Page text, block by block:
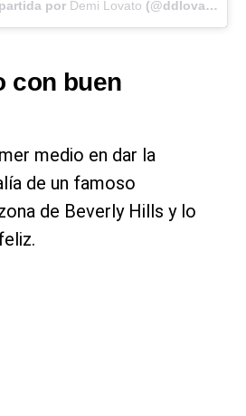
por Demi Lovato (@ddlovato) el
con buen
medio en dar la
de un famoso
de Beverly Hills y lo